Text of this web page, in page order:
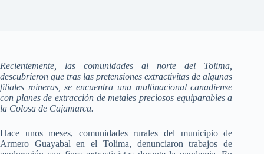
Recientemente, las comunidades al norte del Tolima,
descubrieron que tras las pretensiones extractivitas de algunas
filiales mineras, se encuentra una multinacional canadiense
con planes de extracción de metales preciosos equiparables a
la Colosa de Cajamarca.
Hace unos meses, comunidades rurales del municipio de
Armero Guayabal en el Tolima, denunciaron trabajos de